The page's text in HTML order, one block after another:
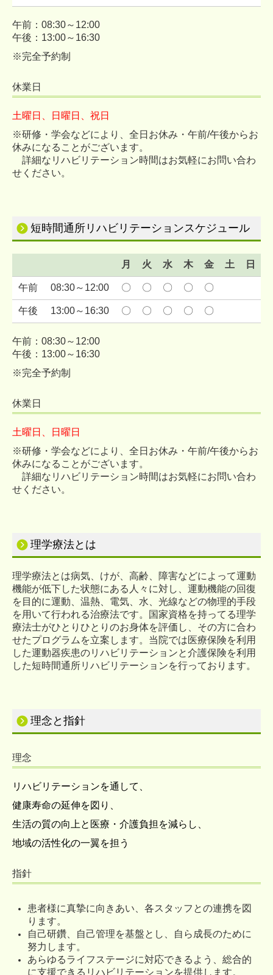
午前：08:30～12:00
午後：13:00～16:30
※完全予約制
休業日
土曜 日 、日曜 日
、祝日
※研修・学会などにより、全日お休み・午前/午後からお
休みになることがございます。
詳細なリハビリテーション時間はお気軽にお問い合わ
せください。
短時間通所リハビリテーションスケジュール
月 火 水 木 金 土 日
午前 08:30～12:00 〇 〇 〇 〇 〇
午後 13:00～16:30 〇 〇 〇 〇 〇
午前：08:30～12:00
午後：13:00～16:30
※完全予約制
休業日
土曜 日 、日曜 日
※研修・学会などにより、全日お休み・午前/午後からお
休みになることがございます。
詳細なリハビリテーション時間はお気軽にお問い合わ
せください。
理学療法とは
理学療法とは病気、けが、高齢、障害などによって運動
機能が低下した状態にある人々に対し、運動機能の回復
を目的に運動、温熱、電気、水、光線などの物理的手段
を用いて行われる治療法です。
国家資格を持ってる理学
療法士がひとりひとりのお身体を評価し、その方に合わ
せたプログラムを立案します。 当院では医療保険を利用
した運動器疾患のリハビリテーションと介護保険を利用
した短時間通所リハビリテーションを行っております。
理念と指針
理念
リハビリテーションを通して、
健康寿命の延伸を図り、
生活の質の向上と医療・介護負担を減らし、
地域の活性化の一翼を担う
指針
患者様に真摯に向きあい、各スタッフとの連携を図
ります。
自己研鑽、自己管理を基盤とし、自ら成長のために
努力します。
あらゆるライフステージに対応できるよう、総合的
に支援できるリハビリテーションを提供します。